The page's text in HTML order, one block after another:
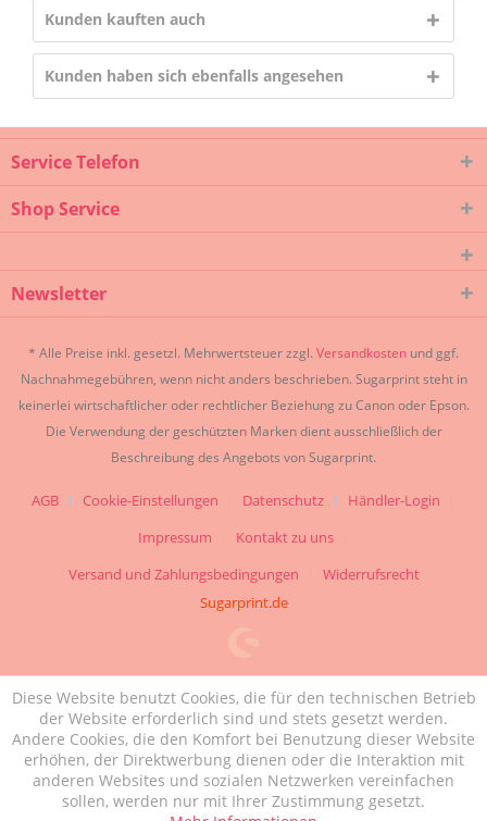
Kunden kauften auch
Kunden haben sich ebenfalls angesehen
Service Telefon
Shop Service
Newsletter
* Alle Preise inkl. gesetzl. Mehrwertsteuer zzgl. Versandkosten und ggf.
Nachnahmegebühren, wenn nicht anders beschrieben. Sugarprint steht in
keinerlei wirtschaftlicher oder rechtlicher Beziehung zu Canon oder Epson.
Die Verwendung der geschützten Marken dient ausschließlich der
Beschreibung des Angebots von Sugarprint.
AGB Cookie-Einstellungen Datenschutz
Händler-Login
Impressum
Kontakt zu uns
Versand und Zahlungsbedingungen
Widerrufsrecht
Sugarprint.de
Diese Website benutzt Cookies, die für den technischen Betrieb
der Website erforderlich sind und stets gesetzt werden.
Andere Cookies, die den Komfort bei Benutzung dieser Website
erhöhen, der Direktwerbung dienen oder die Interaktion mit
anderen Websites und sozialen Netzwerken vereinfachen
sollen, werden nur mit Ihrer Zustimmung gesetzt.